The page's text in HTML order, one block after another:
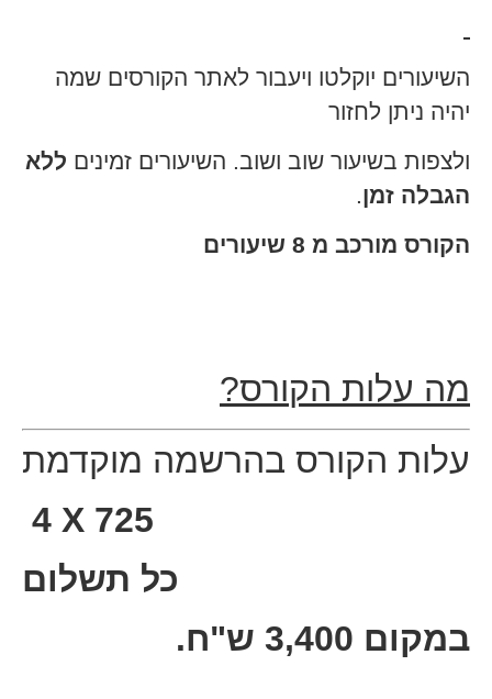
השיעורים יוקלטו ויעבור לאתר הקורסים שמה
יהיה ניתן לחזור
ולצפות בשיעור שוב ושוב. השיעורים זמינים ללא
הגבלה זמן.
הקורס מורכב מ 8 שיעורים
מה עלות הקורס?
עלות הקורס בהרשמה מוקדמת
4 X 725
כל תשלום
במקום 3,400 ש"ח.